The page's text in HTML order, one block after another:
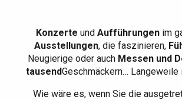
Konzerte und Aufführungenim
Ausstellungen, die faszinieren,
Neugierige oder auch Messen und
tausendGeschmäckern… Langeweile
Wie wäre es, wenn Sie die